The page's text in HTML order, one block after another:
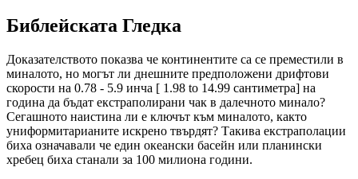
Библейската Гледка
Доказателството показва че континентите са се преместили в
миналото, но могът ли днешните предположени дрифтови
скорости на 0.78 - 5.9 инча [ 1.98 to 14.99 cантиметра] на
година да бъдат екстраполирани чак в далечното минало?
Сегашното наистина ли е ключът към миналото, както
униформитарианите искрено твърдят? Такива екстраполации
биха означавали че един океански басейн или планински
хребец биха станали за 100 милиона години.